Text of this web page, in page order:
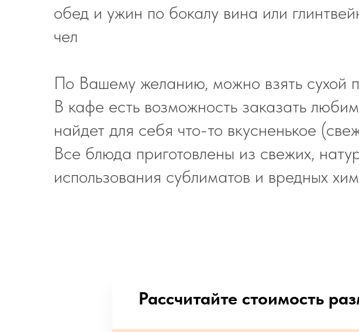
обед и ужин по бокалу вина или
чел
По Вашему желанию, можно взять сухой
В кафе есть возможность заказать
найдет для себя что-то вкусненькое
Все блюда приготовлены из свежих,
использования сублиматов и вредных
Рассчитайте стоимость